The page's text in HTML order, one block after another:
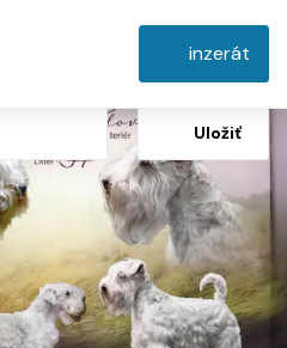
inzerát
Uložiť